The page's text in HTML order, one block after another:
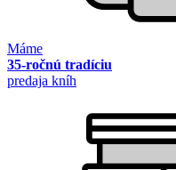
Máme
35-ročnú tradíciu
predaja kníh